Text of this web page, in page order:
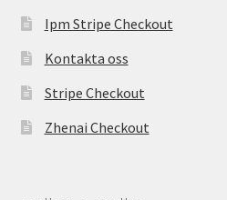
Ipm Stripe Checkout
Kontakta oss
Stripe Checkout
Zhenai Checkout